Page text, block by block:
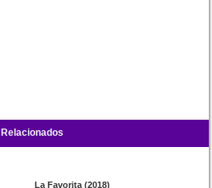
Relacionados
La Favorita (2018)